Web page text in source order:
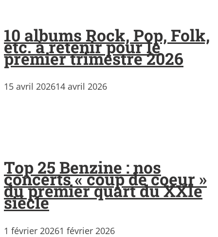
10 albums Rock, Pop, Folk,
etc. à retenir pour le
premier trimestre 2026
15 avril 202614 avril 2026
Top 25 Benzine : nos
concerts « coup de coeur »
du premier quart du XXIe
siècle
1 février 20261 février 2026